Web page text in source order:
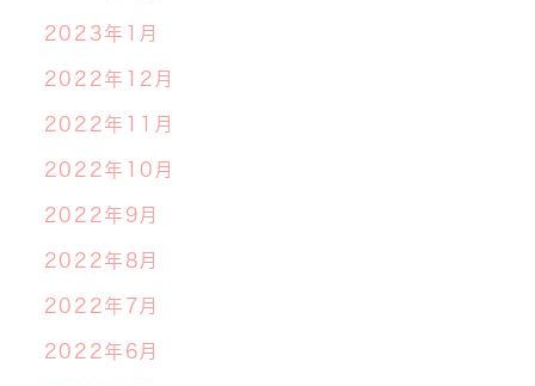
2023年1月
2022年12月
2022年11月
2022年10月
2022年9月
2022年8月
2022年7月
2022年6月